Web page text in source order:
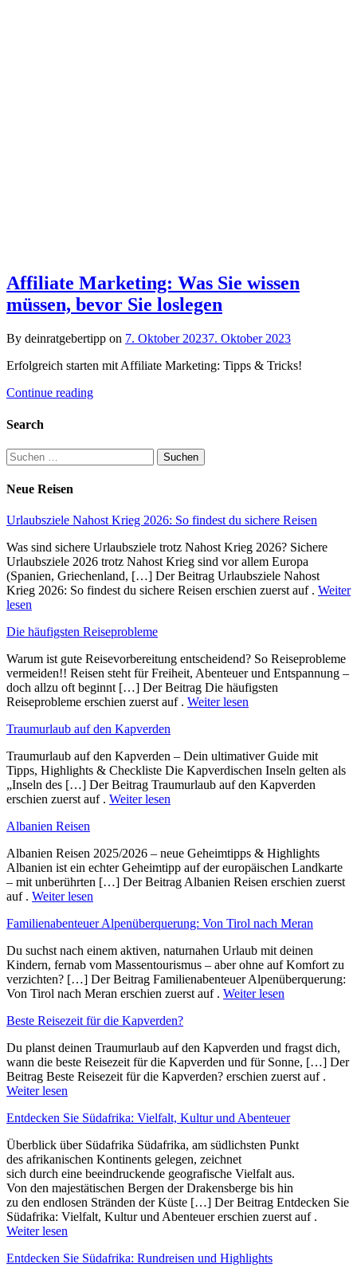
Affiliate Marketing: Was Sie wissen
müssen, bevor Sie loslegen
By deinratgebertipp on 7. Oktober 20237. Oktober 2023
Erfolgreich starten mit Affiliate Marketing: Tipps & Tricks!
Continue reading
Search
Suchen
nach:
Neue Reisen
Urlaubsziele Nahost Krieg 2026: So findest du sichere Reisen
Was sind sichere Urlaubsziele trotz Nahost Krieg 2026? Sichere
Urlaubsziele 2026 trotz Nahost Krieg sind vor allem Europa
(Spanien, Griechenland, […] Der Beitrag Urlaubsziele Nahost
Krieg 2026: So findest du sichere Reisen erschien zuerst auf . Weiter
lesen
Die häufigsten Reiseprobleme
Warum ist gute Reisevorbereitung entscheidend? So Reiseprobleme
vermeiden!! Reisen steht für Freiheit, Abenteuer und Entspannung –
doch allzu oft beginnt […] Der Beitrag Die häufigsten
Reiseprobleme erschien zuerst auf . Weiter lesen
Traumurlaub auf den Kapverden
Traumurlaub auf den Kapverden – Dein ultimativer Guide mit
Tipps, Highlights & Checkliste Die Kapverdischen Inseln gelten als
„Inseln des […] Der Beitrag Traumurlaub auf den Kapverden
erschien zuerst auf . Weiter lesen
Albanien Reisen
Albanien Reisen 2025/2026 – neue Geheimtipps & Highlights
Albanien ist ein echter Geheimtipp auf der europäischen Landkarte
– mit unberührten […] Der Beitrag Albanien Reisen erschien zuerst
auf . Weiter lesen
Familienabenteuer Alpenüberquerung: Von Tirol nach Meran
Du suchst nach einem aktiven, naturnahen Urlaub mit deinen
Kindern, fernab vom Massentourismus – aber ohne auf Komfort zu
verzichten? […] Der Beitrag Familienabenteuer Alpenüberquerung:
Von Tirol nach Meran erschien zuerst auf . Weiter lesen
Beste Reisezeit für die Kapverden?
Du planst deinen Traumurlaub auf den Kapverden und fragst dich,
wann die beste Reisezeit für die Kapverden und für Sonne, […] Der
Beitrag Beste Reisezeit für die Kapverden? erschien zuerst auf .
Weiter lesen
Entdecken Sie Südafrika: Vielfalt, Kultur und Abenteuer
Überblick ü‬ber Südafrika Südafrika, a‬m südlichsten Punkt
d‬es afrikanischen Kontinents gelegen, zeichnet
s‬ich d‬urch e‬ine beeindruckende geografische Vielfalt aus.
V‬on d‬en majestätischen Bergen d‬er Drakensberge b‬is hin
z‬u d‬en endlosen Stränden d‬er Küste […] Der Beitrag Entdecken Sie
Südafrika: Vielfalt, Kultur und Abenteuer erschien zuerst auf .
Weiter lesen
Entdecken Sie Südafrika: Rundreisen und Highlights